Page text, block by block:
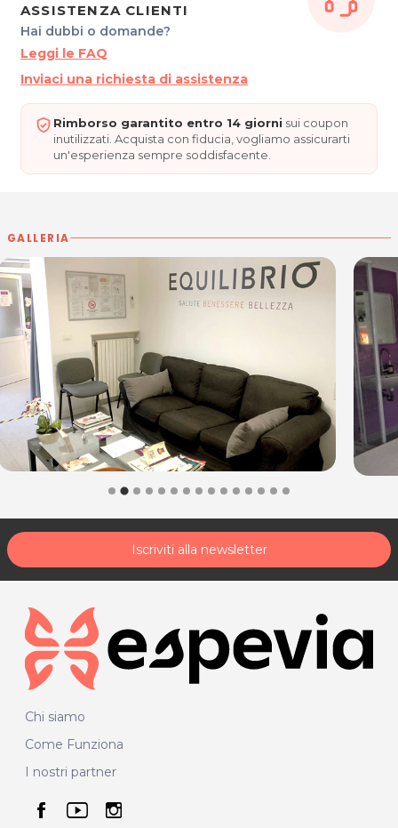
ORARI
Lun 12.00-20.00
Mar 09.00-17.00
Mer 12.00-20.00
Ven 11.00-19.00
EQUILIBRIO BELLEZZA
Via Pozzuolo 157
Per ulteriori informazioni sull'offerta o sulle modalità di
acquisto scrivi a
posta@espevia.it.
ASSISTENZA CLIENTI
Hai dubbi o domande?
Leggi le FAQ
Inviaci una richiesta di assistenza
Rimborso garantito entro 14 giorni sui coupon
inutilizzati. Acquista con fiducia, vogliamo assicurarti
un'esperienza sempre soddisfacente.
GALLERIA
Iscriviti alla newsletter
Chi siamo
Come Funziona
I nostri partner
seguici su facebook
seguici su youtube
seguici su instagram